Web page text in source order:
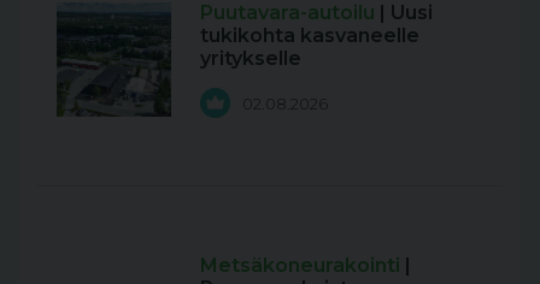
Puutavara-autoilu | Uusi
tukikohta kasvaneelle
yritykselle
02.08.2026
Metsäkoneurakointi |